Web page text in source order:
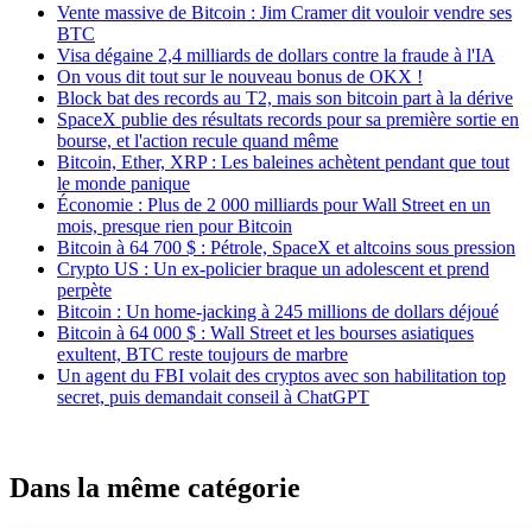
Vente massive de Bitcoin : Jim Cramer dit vouloir vendre ses
BTC
Visa dégaine 2,4 milliards de dollars contre la fraude à l'IA
On vous dit tout sur le nouveau bonus de OKX !
Block bat des records au T2, mais son bitcoin part à la dérive
SpaceX publie des résultats records pour sa première sortie en
bourse, et l'action recule quand même
Bitcoin, Ether, XRP : Les baleines achètent pendant que tout
le monde panique
Économie : Plus de 2 000 milliards pour Wall Street en un
mois, presque rien pour Bitcoin
Bitcoin à 64 700 $ : Pétrole, SpaceX et altcoins sous pression
Crypto US : Un ex-policier braque un adolescent et prend
perpète
Bitcoin : Un home-jacking à 245 millions de dollars déjoué
Bitcoin à 64 000 $ : Wall Street et les bourses asiatiques
exultent, BTC reste toujours de marbre
Un agent du FBI volait des cryptos avec son habilitation top
secret, puis demandait conseil à ChatGPT
Dans la même catégorie